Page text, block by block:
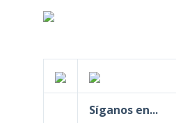
Síganos en...